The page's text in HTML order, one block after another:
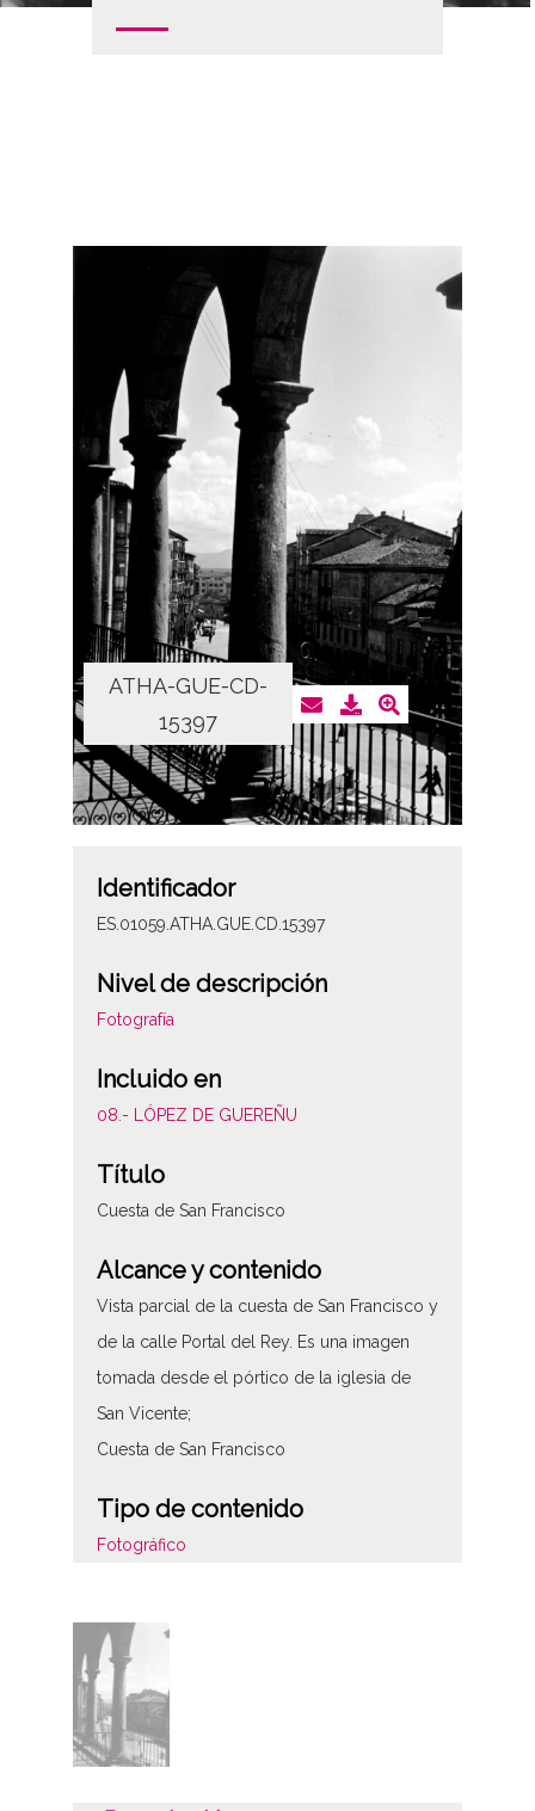
ATHA-GUE-CD-
15397
Identificador
ES.01059.ATHA.GUE.CD.15397
Nivel de descripción
Fotografía
Incluido en
08.- LÓPEZ DE GUEREÑU
Título
Cuesta de San Francisco
Alcance y contenido
Vista parcial de la cuesta de San Francisco y
de la calle Portal del Rey. Es una imagen
tomada desde el pórtico de la iglesia de
San Vicente;
Cuesta de San Francisco
Tipo de contenido
Fotográfico
Tipo de imagen: Positivos Imagen Final:
Plata;
B/N;
Fecha
19400101